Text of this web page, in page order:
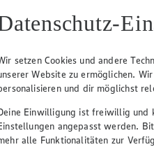
Ansehen
hell,
Packung,
setzen Cookies und andere
Website zu ermöglichen.
und dir möglichst
Einwilligung ist freiwillig und
angepasst werden.
alle Funktionalitäten zur